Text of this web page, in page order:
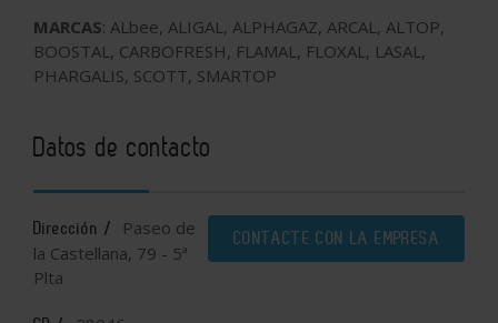
MARCAS: ALbee, ALIGAL, ALPHAGAZ, ARCAL, ALTOP,
BOOSTAL, CARBOFRESH, FLAMAL, FLOXAL, LASAL,
PHARGALIS, SCOTT, SMARTOP
Datos de contacto
CONTACTE CON LA EMPRESA
Dirección /
Paseo de
la Castellana, 79 - 5ª
Plta